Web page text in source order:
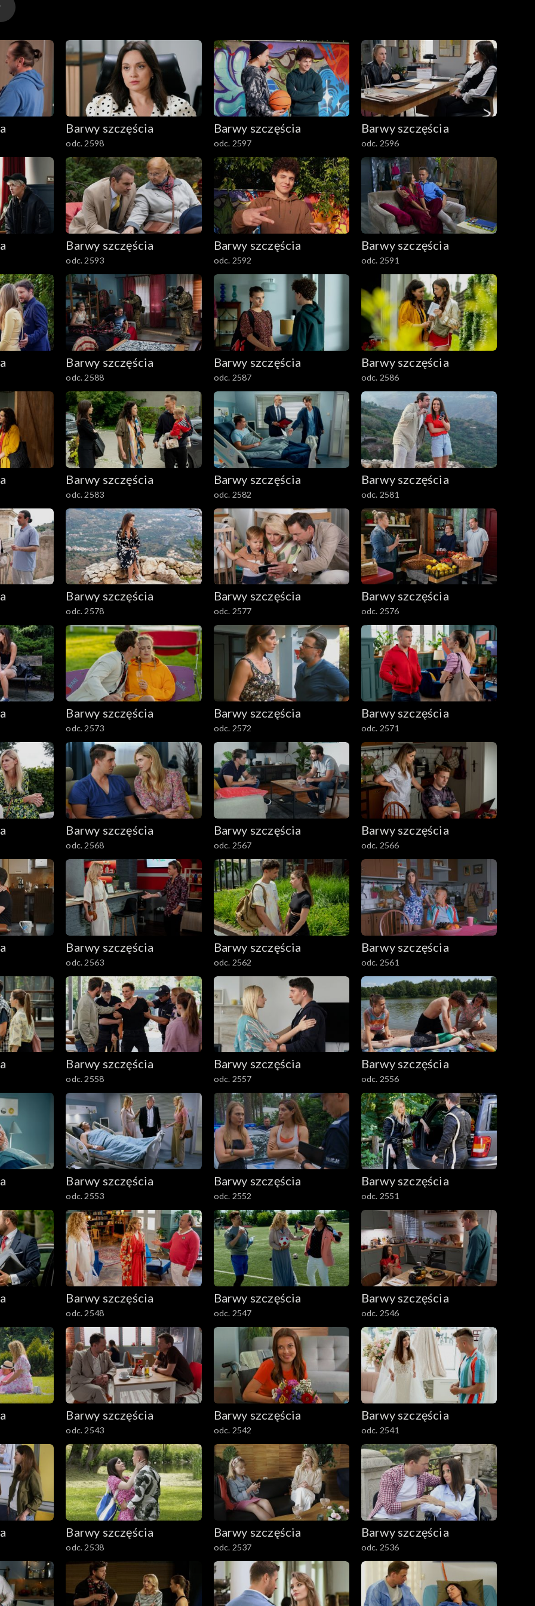
Barwy szczęścia
odc. 2598
Barwy szczęścia
odc. 2597
Barwy szczęścia
odc. 2596
Barwy szczęścia
odc. 2593
Barwy szczęścia
odc. 2592
Barwy szczęścia
odc. 2591
Barwy szczęścia
odc. 2588
Barwy szczęścia
odc. 2587
Barwy szczęścia
odc. 2586
Barwy szczęścia
odc. 2583
Barwy szczęścia
odc. 2582
Barwy szczęścia
odc. 2581
Barwy szczęścia
odc. 2578
Barwy szczęścia
odc. 2577
Barwy szczęścia
odc. 2576
Barwy szczęścia
odc. 2573
Barwy szczęścia
odc. 2572
Barwy szczęścia
odc. 2571
Barwy szczęścia
odc. 2568
Barwy szczęścia
odc. 2567
Barwy szczęścia
odc. 2566
Barwy szczęścia
odc. 2563
Barwy szczęścia
odc. 2562
Barwy szczęścia
odc. 2561
Barwy szczęścia
odc. 2558
Barwy szczęścia
odc. 2557
Barwy szczęścia
odc. 2556
Barwy szczęścia
odc. 2553
Barwy szczęścia
odc. 2552
Barwy szczęścia
odc. 2551
Barwy szczęścia
odc. 2548
Barwy szczęścia
odc. 2547
Barwy szczęścia
odc. 2546
Barwy szczęścia
odc. 2543
Barwy szczęścia
odc. 2542
Barwy szczęścia
odc. 2541
Barwy szczęścia
odc. 2538
Barwy szczęścia
odc. 2537
Barwy szczęścia
odc. 2536